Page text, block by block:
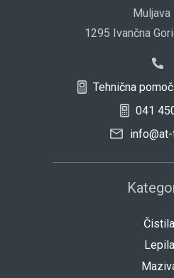
Muljava
1295 Ivančna
Tehnična
041
Čistila
Lepila